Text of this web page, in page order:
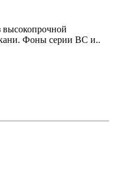
высокопрочной
Фоны серии BC и..